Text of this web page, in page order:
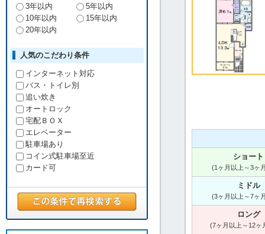
ショート
(1ヶ月以上～3ヶ
ミドル
(3ヶ月以上～7ヶ
ロング
(7ヶ月以上～12ヶ
3年以内
5年以内
10年以内
15年以内
20年以内
人気のこだわり条件
インターネット対応
バス・トイレ別
追い炊き
オートロック
宅配ＢＯＸ
エレベーター
駐車場あり
コイン式駐車場至近
カード可